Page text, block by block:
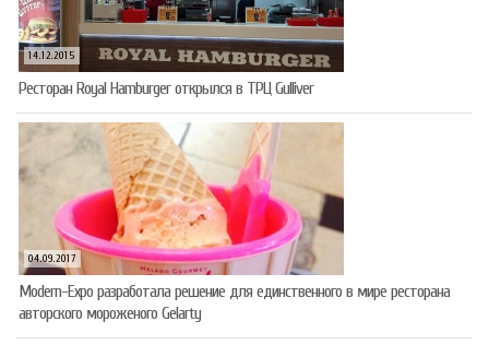
14.12.2015
Ресторан Royal Hamburger открылся в ТРЦ Gulliver
04.09.2017
Modern-Expo разработала решение для единственного в мире ресторана
авторского мороженого Gelarty